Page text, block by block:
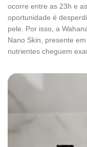
ocorre entre as 23h e
oportunidade é
pele. Por isso, a
Nano Skin, presente
nutrientes cheguem